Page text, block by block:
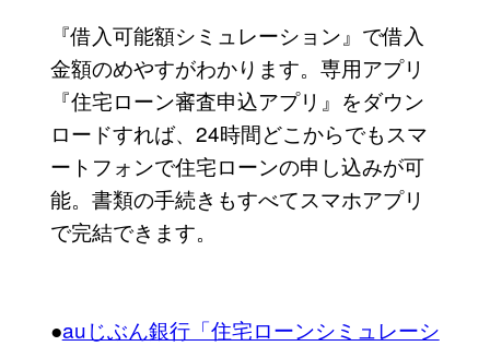
『借入可能額シミュレーション』で借入
金額のめやすがわかります。専用アプリ
『住宅ローン審査申込アプリ』をダウン
ロードすれば、24時間どこからでもスマ
ートフォンで住宅ローンの申し込みが可
能。書類の手続きもすべてスマホアプリ
で完結できます。
●auじぶん銀行「住宅ローンシミュレーシ